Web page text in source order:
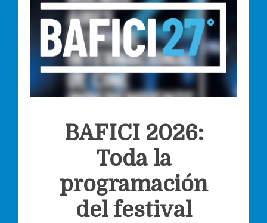
BAFICI 2026:
Toda la
programación
del festival